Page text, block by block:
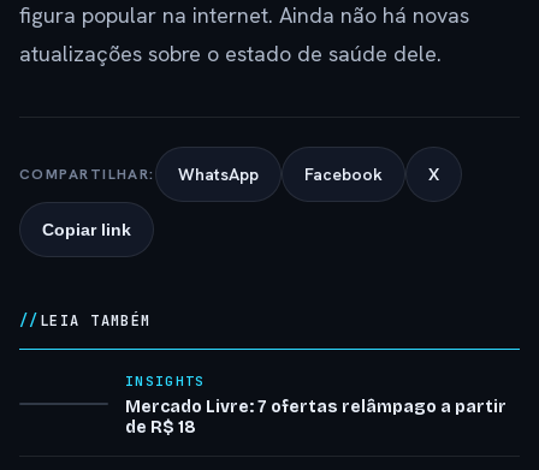
figura popular na internet. Ainda não há novas
atualizações sobre o estado de saúde dele.
COMPARTILHAR: WhatsApp Facebook X
Copiar link
LEIA TAMBÉM
INSIGHTS
Mercado Livre: 7 ofertas relâmpago a partir
de R$ 18